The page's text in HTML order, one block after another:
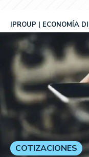
IPROUP ECONOMÍA
COTIZACIONES